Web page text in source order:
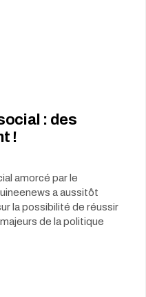
: des
!
amorcé par le
a aussitôt
la possibilité de réussir
de la politique